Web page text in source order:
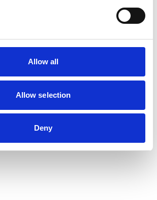
Allow all
Allow selection
Deny